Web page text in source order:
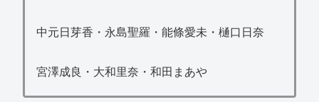
中元日芽香・永島聖羅・能條愛未・樋口日奈
宮澤成良・大和里奈・和田まあや